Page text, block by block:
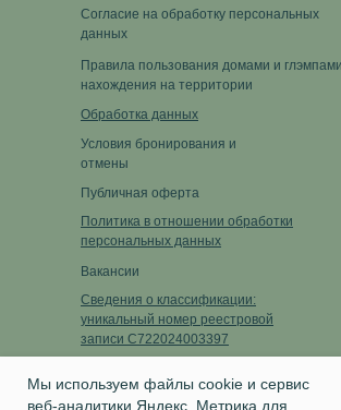
Публичная оферта
Условия бронирования и
отмены
Обработка данных
Политика в отношении обработки
персональных данных
Сведения о классификации:
уникальный номер реестровой
записи С722024003397
Согласие на обработку персональных
данных
Правила пользования домами и
нахождения на территории
Вакансии
Мы используем файлы cookie и сервис
веб-аналитики Яндекс. Метрика для